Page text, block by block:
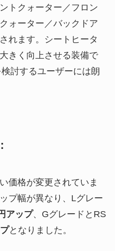
トクォーター／フロン
ォーター／バックドア
れます。シートヒータ
きく向上させる装備で
討するユーザーには朗
価格が変更されていま
プ幅が異なり、Lグレー
アップ、GグレードとRS
となりました。